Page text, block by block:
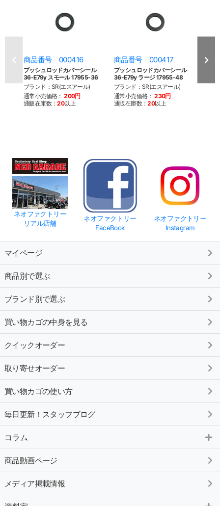
商品番号 000416
プッシュロッドカバーシール
36-E79y スモール 17955-36
ブランド：SR(エスアール)
通常小売価格： 200円
通販在庫数：20以上
商品番号 000417
プッシュロッドカバーシール
36-E79y ラージ 17955-48
ブランド：SR(エスアール)
通常小売価格： 230円
通販在庫数：20以上
商
ネオファクトリー
リアル店舗
ネオファクトリー
FaceBook
ネオファクトリー
Instagram
マイページ
商品別で選ぶ
ブランド別で選ぶ
買い物カゴの中身を見る
クイックオーダー
取り寄せオーダー
買い物カゴの使い方
毎日更新！スタッフブログ
コラム
商品動画ページ
メディア掲載情報